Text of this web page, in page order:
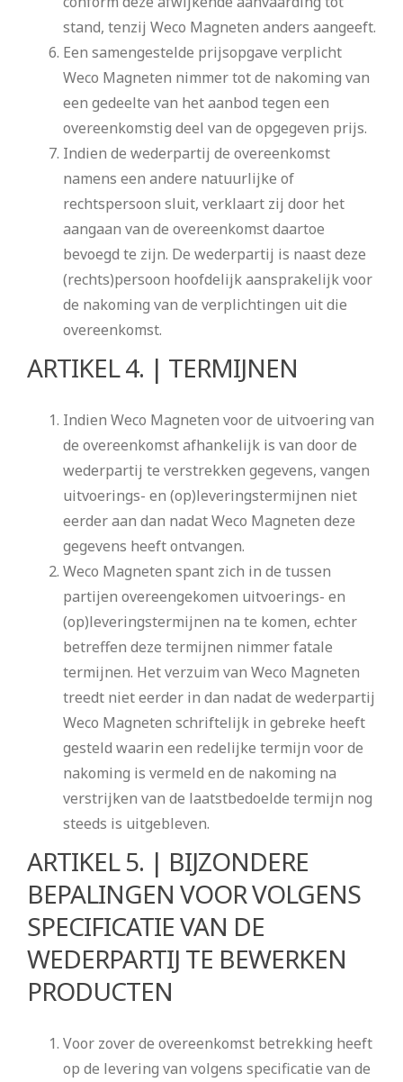
stand, tenzij Weco Magneten anders aangeeft.
Een samengestelde prijsopgave verplicht
Weco Magneten nimmer tot de nakoming van
een gedeelte van het aanbod tegen een
overeenkomstig deel van de opgegeven prijs.
Indien de wederpartij de overeenkomst
namens een andere natuurlijke of
rechtspersoon sluit, verklaart zij door het
aangaan van de overeenkomst daartoe
bevoegd te zijn. De wederpartij is naast deze
(rechts)persoon hoofdelijk aansprakelijk voor
de nakoming van de verplichtingen uit die
overeenkomst.
ARTIKEL 4. | TERMIJNEN
Indien Weco Magneten voor de uitvoering van
de overeenkomst afhankelijk is van door de
wederpartij te verstrekken gegevens, vangen
uitvoerings- en (op)leveringstermijnen niet
eerder aan dan nadat Weco Magneten deze
gegevens heeft ontvangen.
Weco Magneten spant zich in de tussen
partijen overeengekomen uitvoerings- en
(op)leveringstermijnen na te komen, echter
betreffen deze termijnen nimmer fatale
termijnen. Het verzuim van Weco Magneten
treedt niet eerder in dan nadat de wederpartij
Weco Magneten schriftelijk in gebreke heeft
gesteld waarin een redelijke termijn voor de
nakoming is vermeld en de nakoming na
verstrijken van de laatstbedoelde termijn nog
steeds is uitgebleven.
ARTIKEL 5. | BIJZONDERE
BEPALINGEN VOOR VOLGENS
SPECIFICATIE VAN DE
WEDERPARTIJ TE BEWERKEN
PRODUCTEN
Voor zover de overeenkomst betrekking heeft
op de levering van volgens specificatie van de